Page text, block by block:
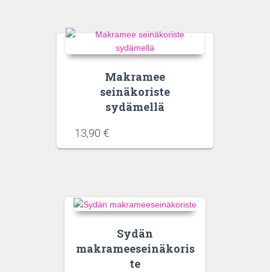
Makramee
seinäkoriste
sydämellä
13,90 €
Sydän
makrameeseinäkoris
te